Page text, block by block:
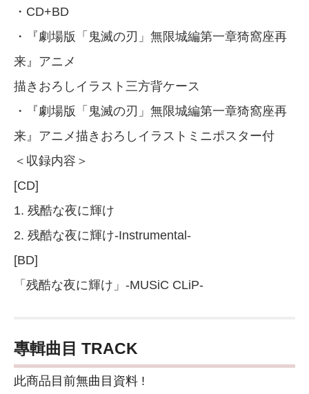
・CD+BD
・『劇場版「鬼滅の刃」無限城編第一章猗窩座再
来』アニメ
描きおろしイラスト三方背ケース
・『劇場版「鬼滅の刃」無限城編第一章猗窩座再
来』アニメ描きおろしイラストミニポスター付
＜収録内容＞
[CD]
1. 残酷な夜に輝け
2. 残酷な夜に輝け-Instrumental-
[BD]
「残酷な夜に輝け」-MUSiC CLiP-
專輯曲目 TRACK
此商品目前無曲目資料 !